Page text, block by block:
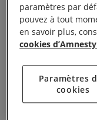
de constater que
l’industrie est
de cobalt
2020, aucun
paramètres par
pouvez à tout
en savoir plus,
cookies
Paramètres
cookies